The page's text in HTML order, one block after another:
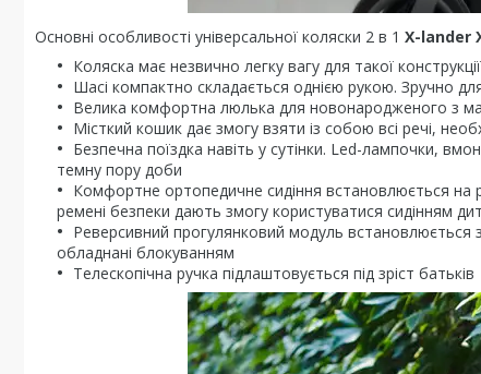
Основні особливості універсальної коляски 2 в 1 X-lander
Коляска має незвично легку вагу для такої конструкції
Шасі компактно складається однією рукою. Зручно
Велика комфортна люлька для новонародженого з
Місткий кошик дає змогу взяти із собою всі речі,
Безпечна поїздка навіть у сутінки. Led-лампочки,
темну пору доби
Комфортне ортопедичне сидіння встановлюється на
ремені безпеки дають змогу користуватися сидінням
Реверсивний прогулянковий модуль встановлюється
обладнані блокуванням
Телескопічна ручка підлаштовується під зріст батьків